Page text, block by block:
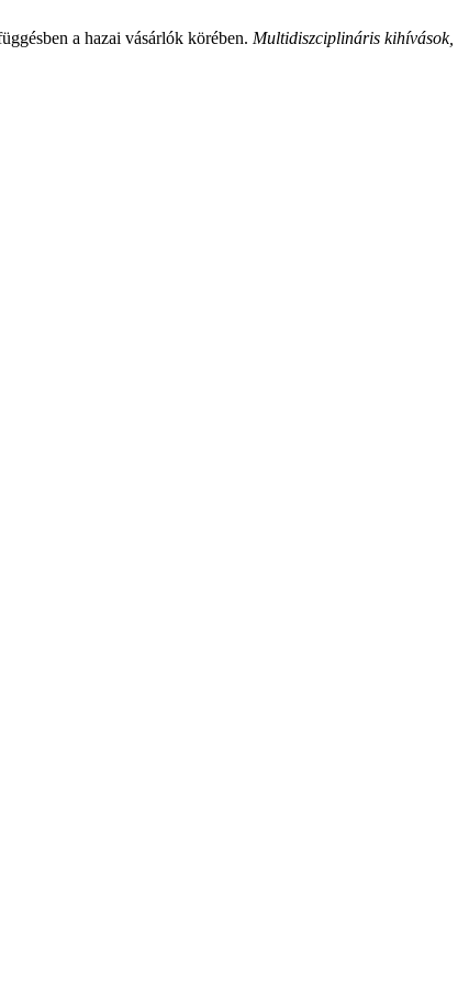
a hazai vásárlók körében. Multidiszciplináris kihívások,